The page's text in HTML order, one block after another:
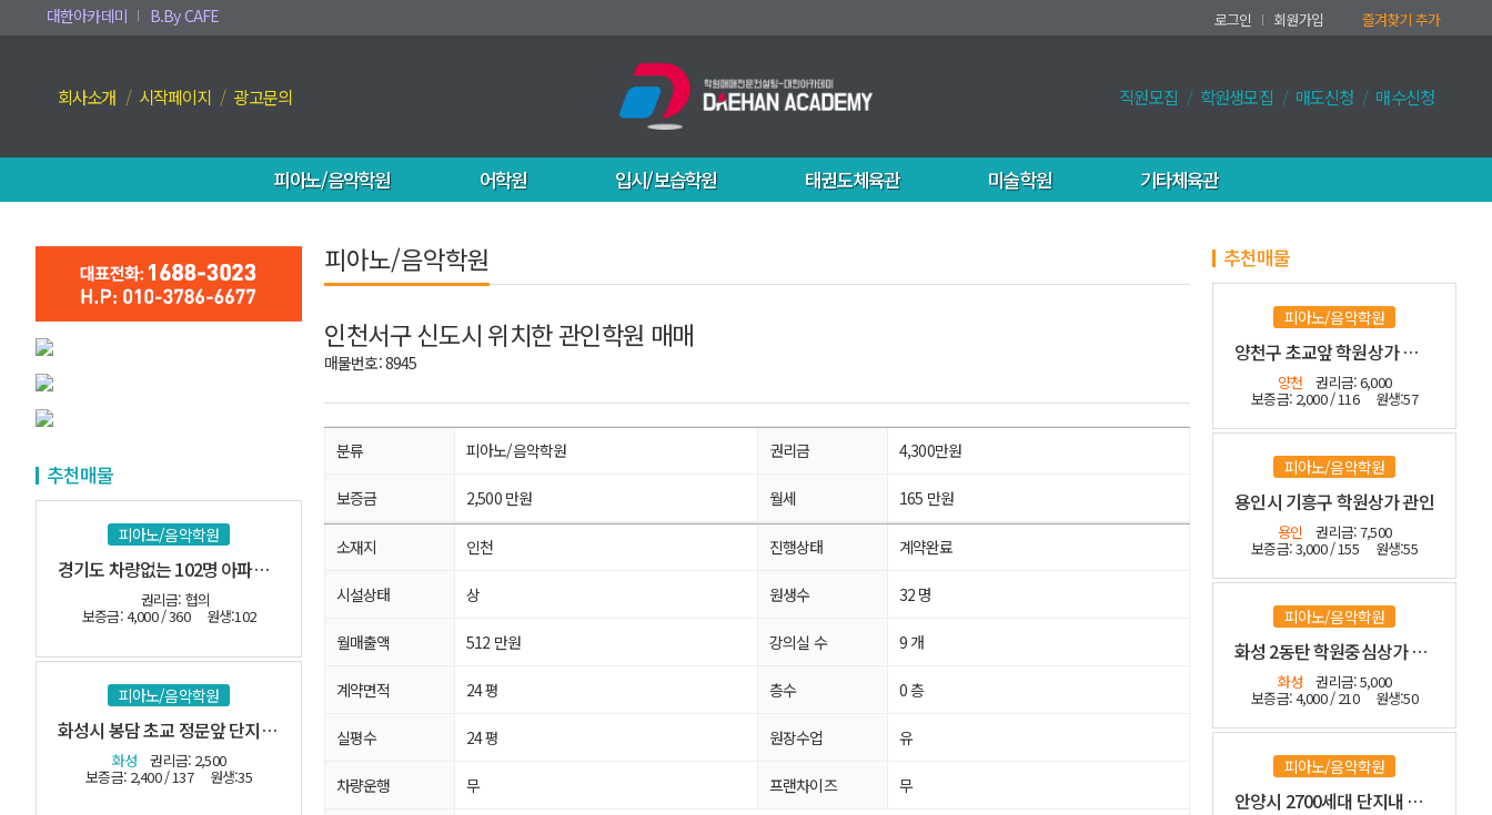
대한아카데미 B.By CAFE 로그인 회원가입 즐겨찾기 추가
회사소개 시작페이지 광고문의 직원모집 학원생모집 매도신청 매수신청
피아노/음악학원 어학원 입시/보습학원 태권도체육관 미술학원 기타체육관
추천매물
피아노/음악학원
경기도 차량없는 102명 아파트 밀집지역
권리금: 협의
보증금: 4,000 / 360 원생:102
피아노/음악학원
화성시 봉담 초교 정문앞 단지내 관인음악
화성 권리금: 2,500
보증금: 2,400 / 137 원생:35
피아노/음악학원
인천서구 신도시 위치한 관인학원 매매
매물번호: 8945
분류 피아노/음악학원 권리금 4,300만원
보증금 2,500 만원 월세 165 만원
소재지 인천 진행상태 계약완료
시설상태 상 원생수 32 명
월매출액 512 만원 강의실 수 9 개
계약면적 24 평 층수 0 층
실평수 24 평 원장수업 유
차량운행 무 프랜차이즈 무
추천매물
피아노/음악학원
양천구 초교앞 학원상가 수익좋은 관인
양천 권리금: 6,000
보증금: 2,000 / 116 원생:57
피아노/음악학원
용인시 기흥구 학원상가 관인
용인 권리금: 7,500
보증금: 3,000 / 155 원생:55
피아노/음악학원
화성 2동탄 학원중심상가 관인
화성 권리금: 5,000
보증금: 4,000 / 210 원생:50
피아노/음악학원
안양시 2700세대 단지내 관인 2년전 신설 인테리어 좋습니다